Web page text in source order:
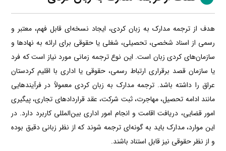
هدف از ترجمه مدارک به زبان کردی، ایجاد نسخه‌ای قابل فهم، معتبر و
رسمی از اسناد شخصی، تحصیلی، شغلی یا حقوقی برای ارائه به نهادها و
سازمان‌های کردی زبان است. این نوع ترجمه زمانی مورد نیاز است که فرد
یا سازمان قصد برقراری ارتباط رسمی، حقوقی یا اداری با اقلیم کردستان
عراق را داشته باشد. ترجمه مدارک به زبان کردی معمولاً در فرآیندهایی
مانند ادامه تحصیل، مهاجرت، ثبت شرکت، عقد قراردادهای تجاری، پیگیری
امور قضایی، دریافت اقامت و انجام امور اداری بین‌المللی کاربرد دارد. در
این موارد، مدارک باید به گونه‌ای ترجمه شوند که از نظر زبانی دقیق بوده
و از نظر حقوقی نیز قابل استناد باشند.